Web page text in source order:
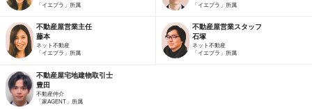
「イエプラ」所属
「イエプラ」所属
不動産屋営業主任
藤本
ネット不動産
「イエプラ」所属
不動産屋営業スタッフ
石塚
ネット不動産
「イエプラ」所属
不動産屋宅地建物取引士
豊田
不動産仲介
「家AGENT」所属